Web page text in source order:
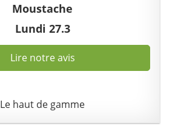
Moustache
Lundi 27.3
Lire notre avis
Le haut de gamme